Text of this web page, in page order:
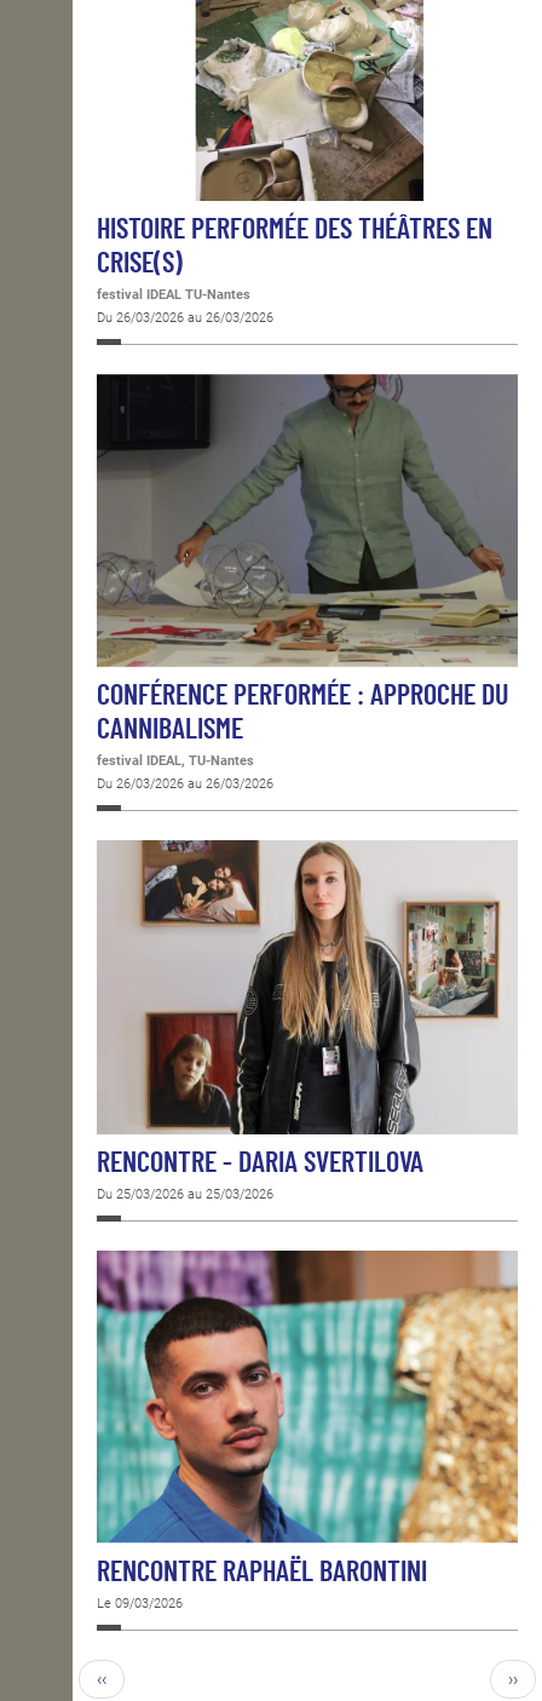
HISTOIRE PERFORMÉE DES THÉÂTRES EN
CRISE(S)
festival IDEAL TU-Nantes
Du 26/03/2026 au 26/03/2026
CONFÉRENCE PERFORMÉE : APPROCHE DU
CANNIBALISME
festival IDEAL, TU-Nantes
Du 26/03/2026 au 26/03/2026
RENCONTRE - DARIA SVERTILOVA
Du 25/03/2026 au 25/03/2026
RENCONTRE RAPHAËL BARONTINI
Le 09/03/2026
‹‹ ››